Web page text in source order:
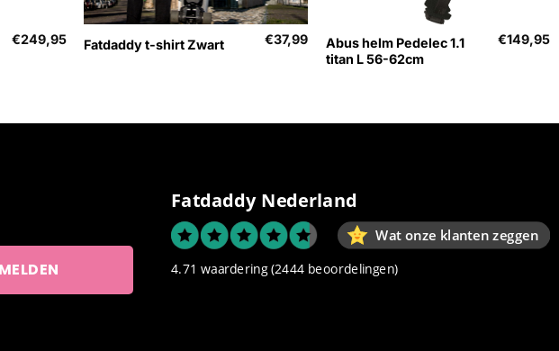
€249,95
+
Fatdaddy t-shirt Zwart €37,99
Abus helm Pedelec 1.1
titan L 56-62cm
€149,95
Fatdaddy Nederland
Wat onze klanten zeggen
4.71 waardering (2444 beoordelingen)